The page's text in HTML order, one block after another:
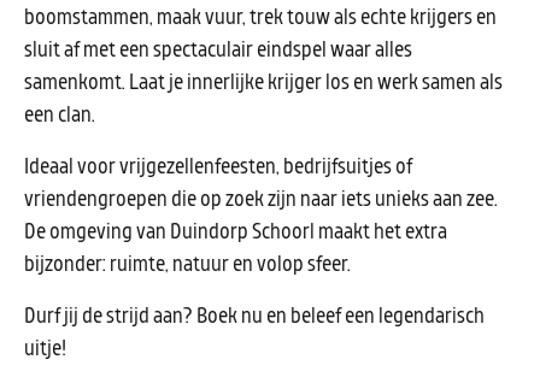
boomstammen, maak vuur, trek touw als echte krijgers en
sluit af met een spectaculair eindspel waar alles
samenkomt. Laat je innerlijke krijger los en werk samen als
een clan.
Ideaal voor vrijgezellenfeesten, bedrijfsuitjes of
vriendengroepen die op zoek zijn naar iets unieks aan zee.
De omgeving van Duindorp Schoorl maakt het extra
bijzonder: ruimte, natuur en volop sfeer.
Durf jij de strijd aan? Boek nu en beleef een legendarisch
uitje!